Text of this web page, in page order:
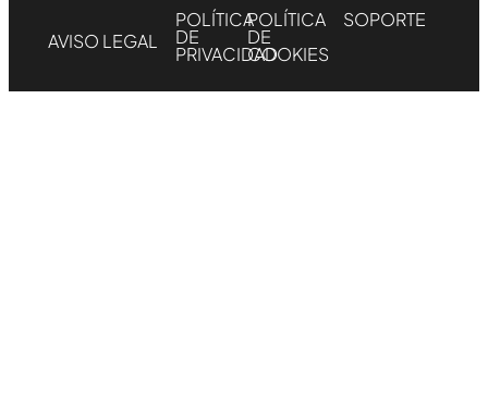
AVISO LEGAL
POLÍTICA
DE
PRIVACIDAD
POLÍTICA
DE
COOKIES
SOPORTE